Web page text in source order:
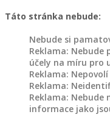
Táto stránka nebude:
Nebude si
Reklama:
účely na míru pro
Reklama:
Reklama:
Reklama:
informace jako